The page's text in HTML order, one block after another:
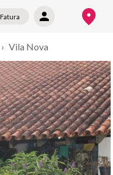
Fatura
› Vila Nova